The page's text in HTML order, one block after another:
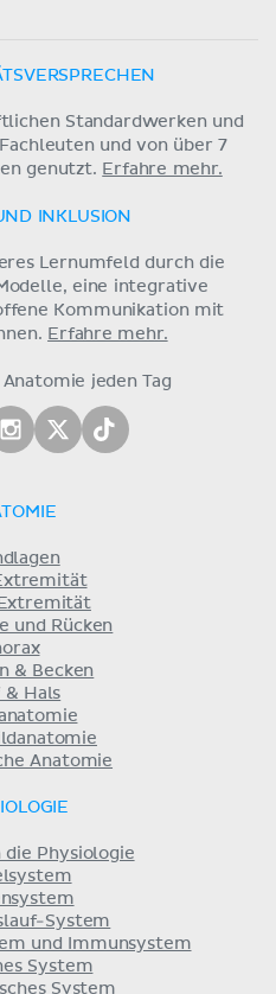
Standardwerken und
und von über 7
genutzt. Erfahre mehr.
INKLUSION
Lernumfeld durch die
eine integrative
Kommunikation mit
Erfahre mehr.
jeden Tag
und Rücken
& Becken
& Hals
Anatomie
die Physiologie
System
und Immunsystem
System
System